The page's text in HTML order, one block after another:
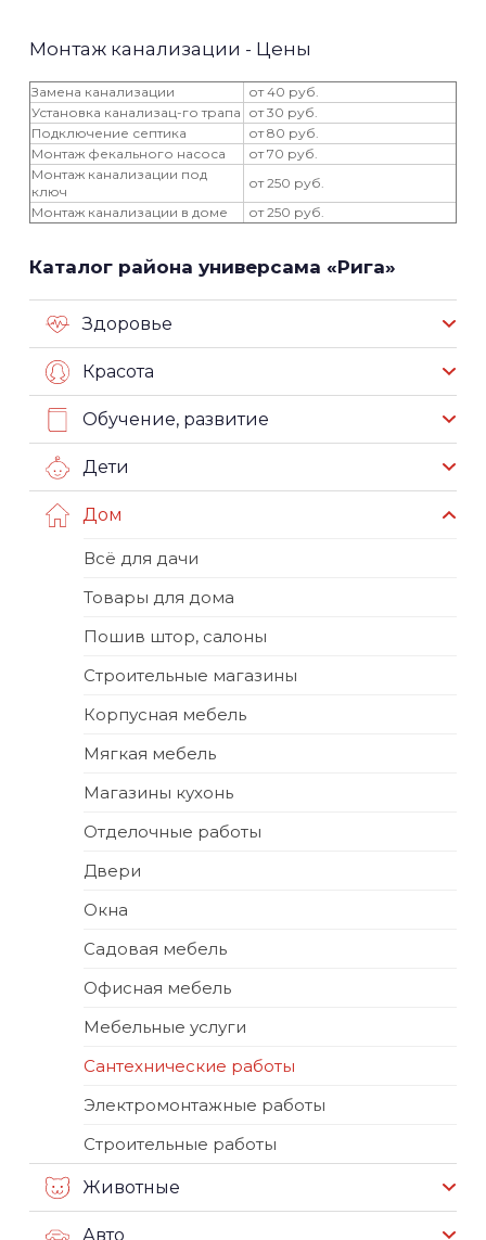
Монтаж канализации - Цены
Замена канализации
от 40 руб.
Установка канализац-го трапа от 30 руб.
Подключение септика
от 80 руб.
Монтаж фекального насоса
от 70 руб.
Монтаж канализации под
ключ
от 250 руб.
Монтаж канализации в доме
от 250 руб.
Каталог района универсама «Рига»
Здоровье
Красота
Обучение, развитие
Дети
Дом
Всё для дачи
Товары для дома
Пошив штор, салоны
Строительные магазины
Корпусная мебель
Мягкая мебель
Магазины кухонь
Отделочные работы
Двери
Окна
Садовая мебель
Офисная мебель
Мебельные услуги
Сантехнические работы
Электромонтажные работы
Строительные работы
Животные
Авто